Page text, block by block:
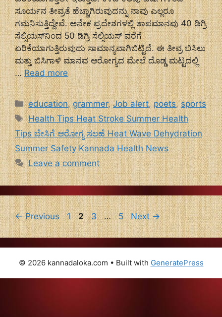
ಸೂರ್ಯನ ತೀವ್ರತೆ ಹೆಚ್ಚಾಗಿರುವುದನ್ನು ನಾವು ಎಲ್ಲರೂ
ಗಮನಿಸುತ್ತಿದ್ದೇವೆ. ಅನೇಕ ಪ್ರದೇಶಗಳಲ್ಲಿ ತಾಪಮಾನವು 40 ಡಿಗ್ರಿ
ಸೆಲ್ಸಿಯಸ್‌ನಿಂದ 50 ಡಿಗ್ರಿ ಸೆಲ್ಸಿಯಸ್ ವರೆಗೆ
ಏರಿಕೆಯಾಗುತ್ತಿರುವುದು ಸಾಮಾನ್ಯವಾಗಿಬಿಟ್ಟಿದೆ. ಈ ತೀವ್ರ ಬಿಸಿಲು
ಮತ್ತು ಬಿಸಿಗಾಳಿ ಮಾನವ ಆರೋಗ್ಯದ ಮೇಲೆ ದೊಡ್ಡ ಮಟ್ಟದಲ್ಲಿ
…Read more
Categories
education,grammer,Job alert,poets,sports
Tags
Health Tips Heat Stroke Summer Health
Tips ಬೇಸಿಗೆ ಆರೋಗ್ಯ ಸಲಹೆ Heat Wave Dehydration
Summer Safety Kannada Health News
Leave a comment
←Previous Page
1 Page
2 Page
3 … Page
5 Next→
© 2026 kannadaloka.com • Built with GeneratePress